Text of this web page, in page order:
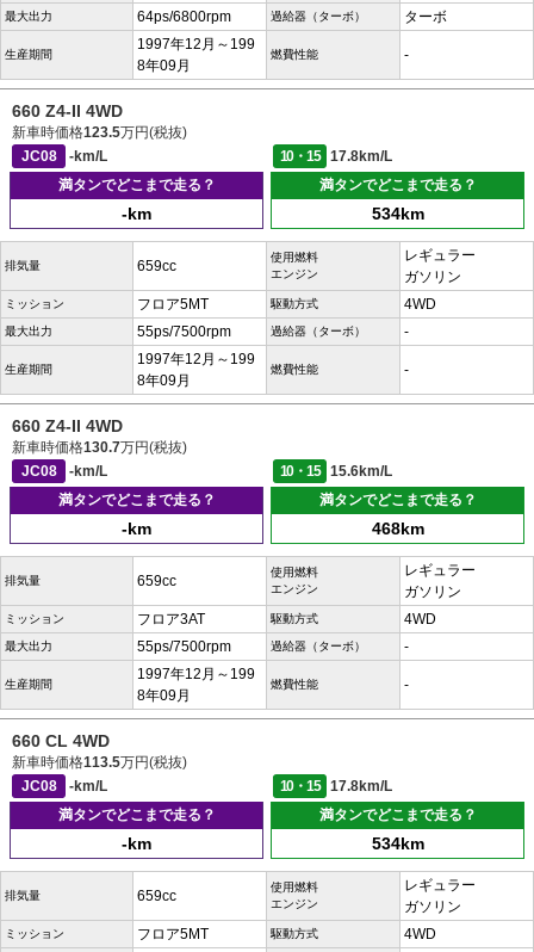
最大出力 64ps/6800rpm 過給器（ターボ） ターボ
生産期間
1997年12月～199
8年09月
燃費性能 -
660 Z4-II 4WD
新車時価格123.5万円(税抜)
JC08
-km/L 10・15
17.8km/L
満タンでどこまで走る？
-km
満タンでどこまで走る？
534km
排気量 659cc
使用燃料
エンジン
レギュラー
ガソリン
ミッション フロア5MT 駆動方式 4WD
最大出力 55ps/7500rpm 過給器（ターボ） -
生産期間
1997年12月～199
8年09月
燃費性能 -
660 Z4-II 4WD
新車時価格130.7万円(税抜)
JC08
-km/L 10・15
15.6km/L
満タンでどこまで走る？
-km
満タンでどこまで走る？
468km
排気量 659cc
使用燃料
エンジン
レギュラー
ガソリン
ミッション フロア3AT 駆動方式 4WD
最大出力 55ps/7500rpm 過給器（ターボ） -
生産期間
1997年12月～199
8年09月
燃費性能 -
660 CL 4WD
新車時価格113.5万円(税抜)
JC08
-km/L 10・15
17.8km/L
満タンでどこまで走る？
-km
満タンでどこまで走る？
534km
排気量 659cc
使用燃料
エンジン
レギュラー
ガソリン
ミッション フロア5MT 駆動方式 4WD